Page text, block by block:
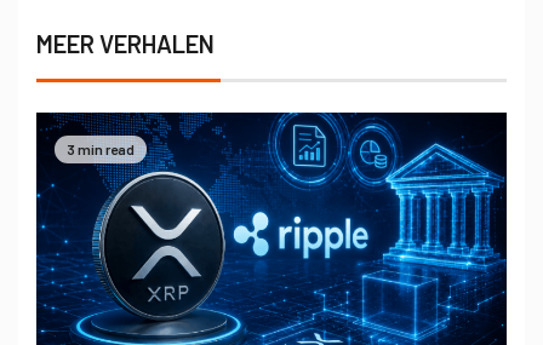
MEER VERHALEN
3 min read